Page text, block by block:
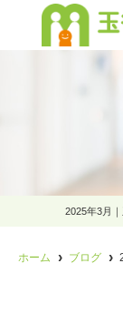
2025年3月
ホーム ブログ